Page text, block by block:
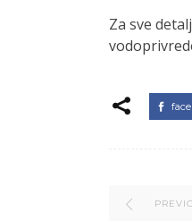
Za sve